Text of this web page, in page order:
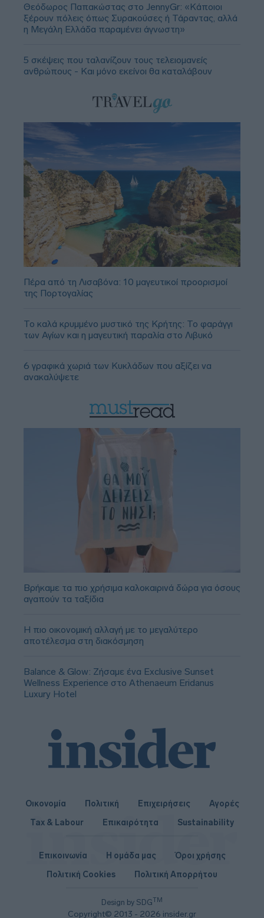
Θεόδωρος Παπακώστας στο JennyGr: «Κάποιοι
ξέρουν πόλεις όπως Συρακούσες ή Τάραντας, αλλά
η Μεγάλη Ελλάδα παραμένει άγνωστη»
5 σκέψεις που ταλανίζουν τους τελειομανείς
ανθρώπους - Και μόνο εκείνοι θα καταλάβουν
Πέρα από τη Λισαβόνα: 10 μαγευτικοί προορισμοί
της Πορτογαλίας
Το καλά κρυμμένο μυστικό της Κρήτης: Το φαράγγι
των Αγίων και η μαγευτική παραλία στο Λιβυκό
6 γραφικά χωριά των Κυκλάδων που αξίζει να
ανακαλύψετε
Βρήκαμε τα πιο χρήσιμα καλοκαιρινά δώρα για όσους
αγαπούν τα ταξίδια
Η πιο οικονομική αλλαγή με το μεγαλύτερο
αποτέλεσμα στη διακόσμηση
Balance & Glow: Ζήσαμε ένα Exclusive Sunset
Wellness Experience στο Athenaeum Eridanus
Luxury Hotel
Οικονομία Πολιτική Επιχειρήσεις
Αγορές
Tax & Labour
Επικαιρότητα Sustainability
Design by SDGTM
Copyright© 2013 - 2026 insider.gr
Επικοινωνία Η ομάδα μας
Όροι χρήσης
Πολιτική Cookies
Πολιτική Απορρήτου